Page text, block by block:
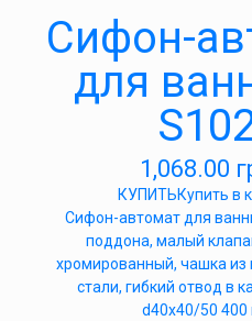
Cифон-
для
1,068.00
КУПИТЬКупить в
Сифон-автомат для
поддона, малый
хромированный, чашка
стали, гибкий отвод в
d40x40/50